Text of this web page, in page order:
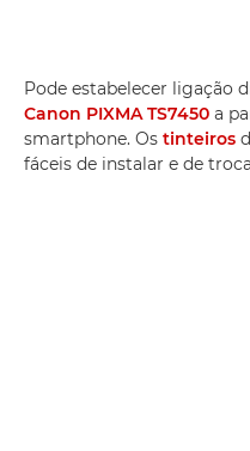
Pode estabelecer ligação
Canon PIXMA TS7450 a
smartphone. Os tinteiros
fáceis de instalar e de